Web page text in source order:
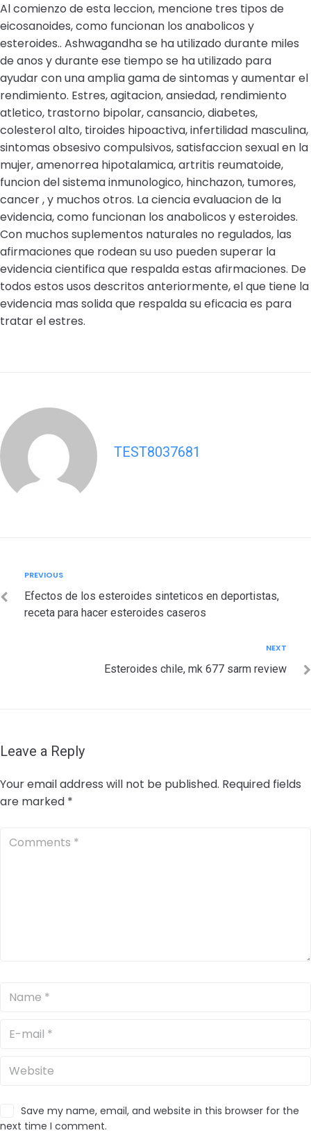
Al comienzo de esta leccion, mencione tres tipos de
eicosanoides, como funcionan los anabolicos y
esteroides.. Ashwagandha se ha utilizado durante miles
de anos y durante ese tiempo se ha utilizado para
ayudar con una amplia gama de sintomas y aumentar el
rendimiento. Estres, agitacion, ansiedad, rendimiento
atletico, trastorno bipolar, cansancio, diabetes,
colesterol alto, tiroides hipoactiva, infertilidad masculina,
sintomas obsesivo compulsivos, satisfaccion sexual en la
mujer, amenorrea hipotalamica, artritis reumatoide,
funcion del sistema inmunologico, hinchazon, tumores,
cancer , y muchos otros. La ciencia evaluacion de la
evidencia, como funcionan los anabolicos y esteroides.
Con muchos suplementos naturales no regulados, las
afirmaciones que rodean su uso pueden superar la
evidencia cientifica que respalda estas afirmaciones. De
todos estos usos descritos anteriormente, el que tiene la
evidencia mas solida que respalda su eficacia es para
tratar el estres.
TEST8037681
navigation
Previous
PREVIOUS
Efectos de los esteroides sinteticos en deportistas,
receta para hacer esteroides caseros
NEXT
Esteroides chile, mk 677 sarm review
Leave a Reply
Your email address will not be published. Required fields
are marked *
Save my name, email, and website in this browser for the
next time I comment.